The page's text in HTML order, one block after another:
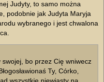
Judyty, to samo można
podobnie jak Judyta Maryja
wybranego i jest chwalona
swojej, bo przez Cię wniwecz
Ty, Córko,